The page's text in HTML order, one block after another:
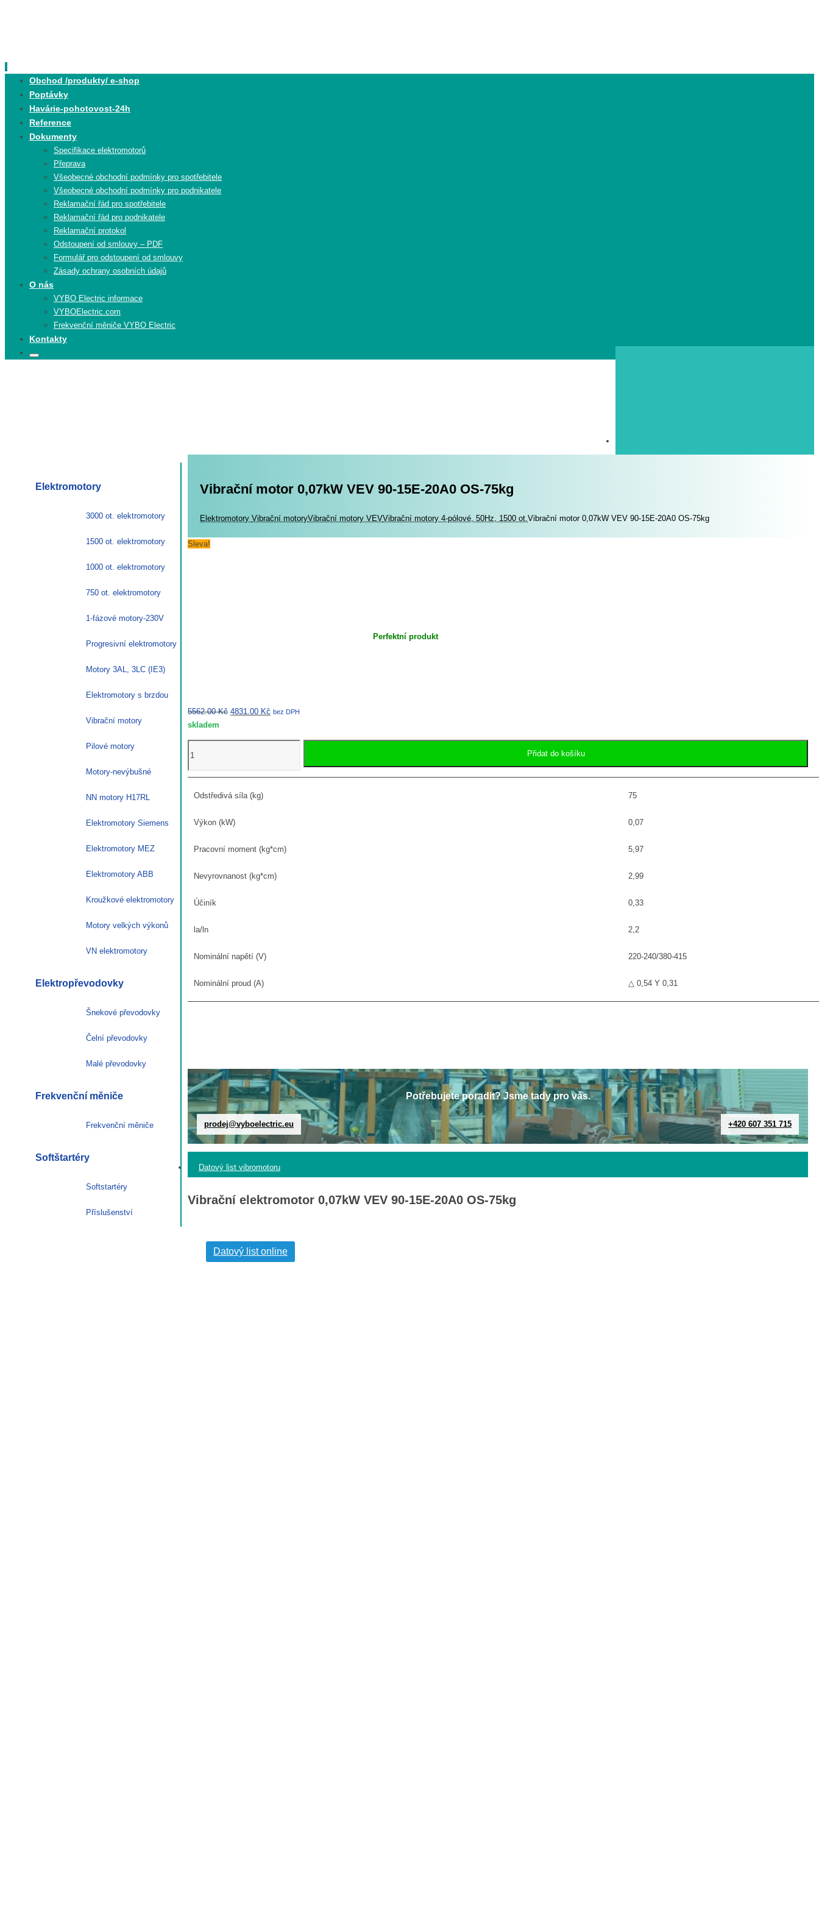
content
Obchod /produkty/ e-shop
Poptávky
Havárie-pohotovost-24h
Reference
Dokumenty
Specifikace elektromotorů
Přeprava
Všeobecné obchodní podmínky pro spotřebitele
Všeobecné obchodní podmínky pro podnikatele
Reklamační řád pro spotřebitele
Reklamační řád pro podnikatele
Reklamační protokol
Odstoupení od smlouvy – PDF
Formulář pro odstoupení od smlouvy
Zásady ochrany osobních údajů
O nás
VYBO Electric informace
VYBOElectric.com
Frekvenční měniče VYBO Electric
Kontakty
Search
Search
Vibrační motor 0,07kW VEV 90-15E-20A0 OS-75kg
Elektromotory Elektromotory
Vibrační motoryVibrační motory VEVVibrační motory 4-pólové, 50Hz, 1500 ot. Vibrační motor 0,07kW VEV 90-15E-20A0 OS-75kg
Sleva!
Perfektní produkt
5562.00Kč Původní
4831.00 Kč Aktuální
bez DPH
motor
0,07kW
90-
20A0
75kg
Přidat do košíku
Odstředivá síla (kg) 75
Výkon (kW) 0,07
Pracovní moment (kg*cm) 5,97
Nevyrovnanost (kg*cm) 2,99
Účiník 0,33
la/ln 2,2
Nominální napětí (V) 220-240/380-415
Nominální proud (A) △ 0,54 Y 0,31
Potřebujete poradit? Jsme tady pro vás.
prodej@vyboelectric.eu +420 607 351 715
Datový list vibromotoru
Vibrační elektromotor 0,07kW VEV 90-15E-20A0 OS-75kg
Datový list online
Elektromotory
3000 ot. elektromotory
1500 ot. elektromotory
1000 ot. elektromotory
750 ot. elektromotory
1-fázové motory-230V
Progresivní elektromotory
Motory 3AL, 3LC (IE3)
Elektromotory s brzdou
Vibrační motory
Pilové motory
Motory-nevýbušné
NN motory H17RL
Elektromotory Siemens
Elektromotory MEZ
Elektromotory ABB
Kroužkové elektromotory
Motory velkých výkonů
VN elektromotory
Elektropřevodovky
Šnekové převodovky
Čelní převodovky
Malé převodovky
Frekvenční měniče
Frekvenční měniče
Softštartéry
Softstartéry
Příslušenství